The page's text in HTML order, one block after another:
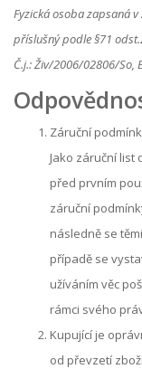
Fyzická osoba zapsaná
příslušný podle §71
Č.j.: Živ/2006/02806/So,
Záruční
Jako záruční list
před prvním
záruční
následně se
případě se
užíváním věc
rámci svého
Kupující je
od převzetí